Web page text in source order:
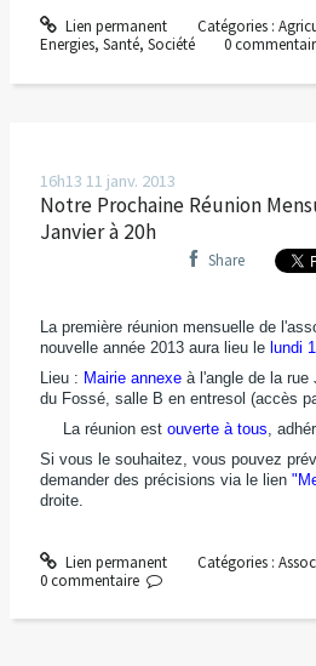
Lien permanent Catégories :
Energies, Santé, Société 0
16h13 11 janv. 2013
Notre Prochaine Réunion
Janvier à 20h
Share
La première réunion mensuelle de
nouvelle année 2013 aura lieu le lundi
Lieu : Mairie annexeà l'angle de la rue
du Fossé, salle B en entresol (accès
La réunion estouverte à tous,
Si vous le souhaitez, vous pouvez
demander des précisions via le lien
droite.
Lien permanent Catégories :
0 commentaire